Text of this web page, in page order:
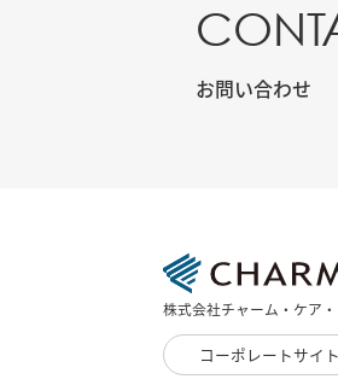
お問い合わせ
株式会社チャーム・ケア
コーポレートサイト